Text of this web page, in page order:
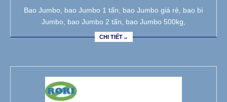
Bao Jumbo, bao Jumbo 1 tấn, bao Jumbo giá rẻ, bao bì
Jumbo, bao Jumbo 2 tấn, bao Jumbo 500kg,
CHI TIẾT→